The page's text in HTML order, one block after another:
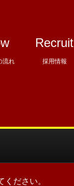
流れ
Recruit
採用情報
ださい。